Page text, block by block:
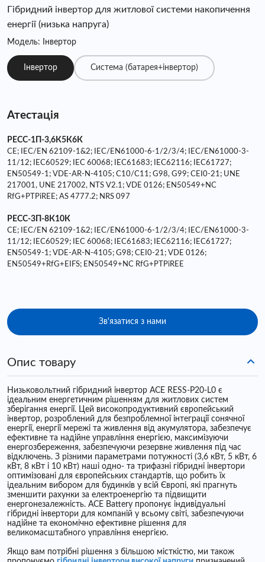
Гібридний інвертор для житлової системи накопичення
енергії (низька напруга)
Модель: Інвертор
Інвертор Система (батарея+інвертор)
Атестація
РЕСС-1П-3,6К5К6К
CE; IEC/EN 62109-1&2; IEC/EN61000-6-1/2/3/4; IEC/EN61000-3-
11/12; IEC60529; IEC 60068; IEC61683; IEC62116; IEC61727;
EN50549-1; VDE-AR-N-4105; C10/C11; G98, G99; CEI0-21; UNE
217001, UNE 217002, NTS V2.1; VDE 0126; EN50549+NC
RfG+PTPiREE; AS 4777.2; NRS 097
РЕСС-3П-8К10К
CE; IEC/EN 62109-1&2; IEC/EN61000-6-1/2/3/4; IEC/EN61000-3-
11/12; IEC60529; IEC 60068; IEC61683; IEC62116; IEC61727;
EN50549-1; VDE-AR-N-4105; G98; CEI0-21; VDE 0126;
EN50549+RfG+EIFS; EN50549+NC RfG+PTPiREE
Зв'язатися з нами
Опис товару
Низьковольтний гібридний інвертор ACE RESS-P20-L0 є
ідеальним енергетичним рішенням для житлових систем
зберігання енергії. Цей високопродуктивний європейський
інвертор, розроблений для безпроблемної інтеграції сонячної
енергії, енергії мережі та живлення від акумулятора, забезпечує
ефективне та надійне управління енергією, максимізуючи
енергозбереження, забезпечуючи резервне живлення під час
відключень. З різними параметрами потужності (3,6 кВт, 5 кВт, 6
кВт, 8 кВт і 10 кВт) наші одно- та трифазні гібридні інвертори
оптимізовані для європейських стандартів, що робить їх
ідеальним вибором для будинків у всій Європі, які прагнуть
зменшити рахунки за електроенергію та підвищити
енергонезалежність. ACE Battery пропонує індивідуальні
гібридні інвертори для компаній у всьому світі, забезпечуючи
надійне та економічно ефективне рішення для
великомасштабного управління енергією.
Якщо вам потрібні рішення з більшою місткістю, ми також